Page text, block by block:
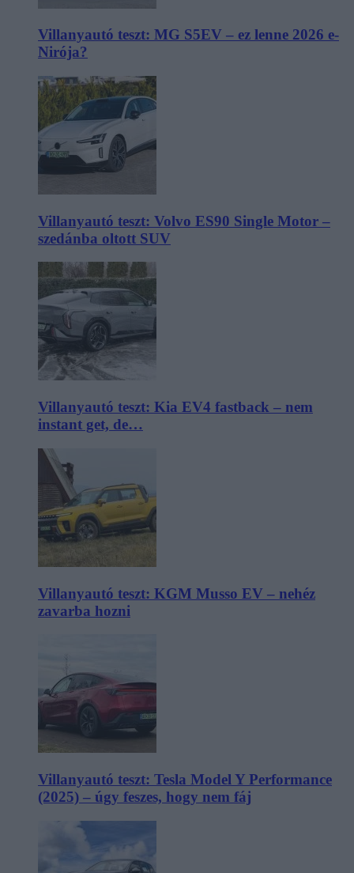
Villanyautó teszt: MG S5EV – ez lenne 2026 e-
Nirója?
Villanyautó teszt: Volvo ES90 Single Motor –
szedánba oltott SUV
Villanyautó teszt: Kia EV4 fastback – nem
instant get, de…
Villanyautó teszt: KGM Musso EV – nehéz
zavarba hozni
Villanyautó teszt: Tesla Model Y Performance
(2025) – úgy feszes, hogy nem fáj